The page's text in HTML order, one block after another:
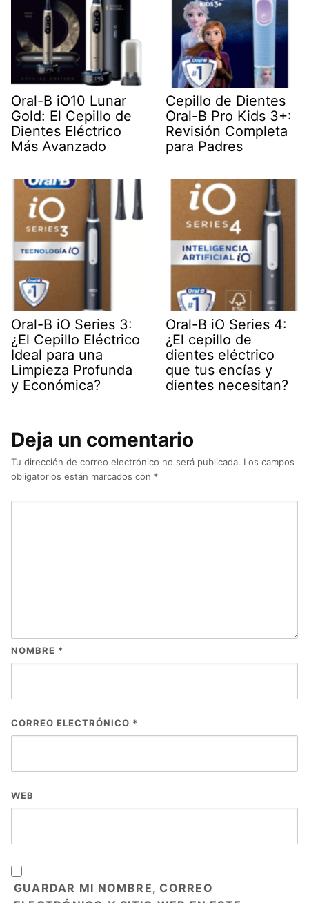
Oral-B iO10 Lunar
Gold: El Cepillo de
Dientes Eléctrico
Más Avanzado
Cepillo de Dientes
Oral-B Pro Kids 3+:
Revisión Completa
para Padres
Oral-B iO Series 3:
¿El Cepillo Eléctrico
Ideal para una
Limpieza Profunda
y Económica?
Oral-B iO Series 4:
¿El cepillo de
dientes eléctrico
que tus encías y
dientes necesitan?
Deja un comentario
Tu dirección de correo electrónico no será publicada. Los campos
obligatorios están marcados con *
NOMBRE *
CORREO ELECTRÓNICO *
WEB
GUARDAR MI NOMBRE, CORREO